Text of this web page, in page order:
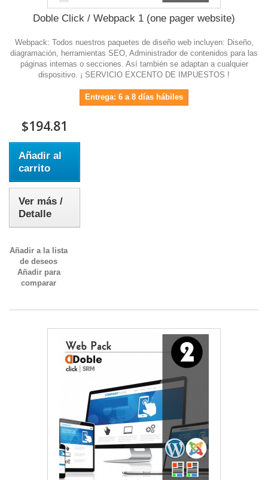
Doble Click / Webpack 1 (one pager website)
Webpack: Todos nuestros paquetes de diseño web incluyen: Diseño,
diagramación, herramientas SEO, Administrador de contenidos para las
páginas internas o secciones. Así también se adaptan a cualquier
dispositivo. ¡ SERVICIO EXCENTO DE IMPUESTOS !
Entrega: 6 a 8 días hábiles
$194.81
Añadir al
carrito
Ver más /
Detalle
Añadir a la lista
de deseos
Añadir para
comparar